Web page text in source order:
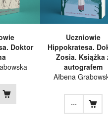
Doktor
Uczniowie
Hippokratesa.
Zosia. Książka
autografem
Ałbena
...